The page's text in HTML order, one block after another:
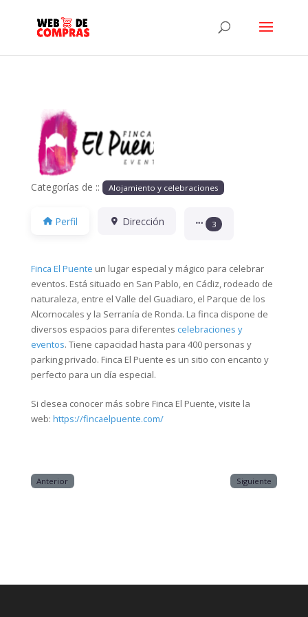
Anterior
Categorías de :: Alojamiento y celebraciones
Perfil Dirección 3
Finca El Puente un lugar especial y mágico para celebrar
eventos. Está situado en San Pablo, en Cádiz, rodeado de
naturaleza, entre el Valle del Guadiaro, el Parque de los
Alcornocales y la Serranía de Ronda. La finca dispone de
diversos espacios para diferentes celebraciones y
eventos. Tiene capacidad hasta para 400 personas y
parking privado. Finca El Puente es un sitio con encanto y
perfecto para un día especial.
Si desea conocer más sobre Finca El Puente, visite la
web: https://fincaelpuente.com/
Anterior Siguiente